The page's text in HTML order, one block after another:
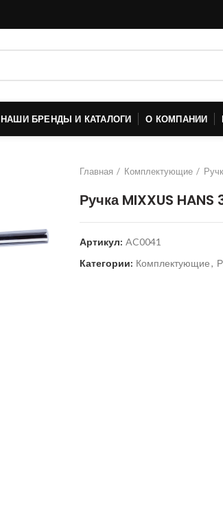
НАШИ БРЕНДЫ И КАТАЛОГИ О КОМПАНИИ
Главная Комплектующие
Ручка MIXXUS
Артикул: AC0041
Категории: Комплектующие,